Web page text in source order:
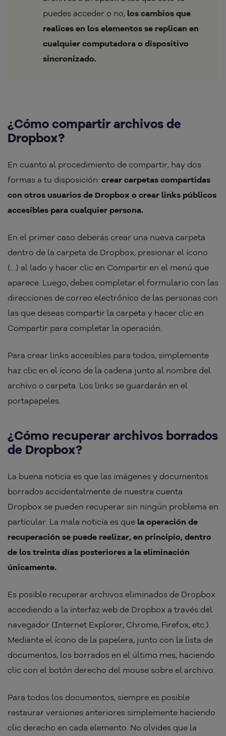
puedes acceder o no, los cambios que
realices en los elementos se replican en
cualquier computadora o dispositivo
sincronizado.
¿Cómo compartir archivos de
Dropbox?
En cuanto al procedimiento de compartir, hay dos
formas a tu disposición: crear carpetas compartidas
con otros usuarios de Dropbox o crear links públicos
accesibles para cualquier persona.
En el primer caso deberás crear una nueva carpeta
dentro de la carpeta de Dropbox, presionar el ícono
(…) al lado y hacer clic en Compartir en el menú que
aparece. Luego, debes completar el formulario con las
direcciones de correo electrónico de las personas con
las que deseas compartir la carpeta y hacer clic en
Compartir para completar la operación.
Para crear links accesibles para todos, simplemente
haz clic en el ícono de la cadena junto al nombre del
archivo o carpeta. Los links se guardarán en el
portapapeles.
¿Cómo recuperar archivos borrados
de Dropbox?
La buena noticia es que las imágenes y documentos
borrados accidentalmente de nuestra cuenta
Dropbox se pueden recuperar sin ningún problema en
particular. La mala noticia es que la operación de
recuperación se puede realizar, en principio, dentro
de los treinta días posteriores a la eliminación
únicamente.
Es posible recuperar archivos eliminados de Dropbox
accediendo a la interfaz web de Dropbox a través del
navegador (Internet Explorer, Chrome, Firefox, etc.).
Mediante el ícono de la papelera, junto con la lista de
documentos, los borrados en el último mes, haciendo
clic con el botón derecho del mouse sobre el archivo.
Para todos los documentos, siempre es posible
restaurar versiones anteriores simplemente haciendo
clic derecho en cada elemento. No olvides que la